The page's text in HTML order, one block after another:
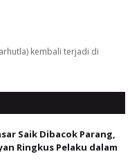
kembali terjadi di
Saik Dibacok Parang,
Ringkus Pelaku dalam